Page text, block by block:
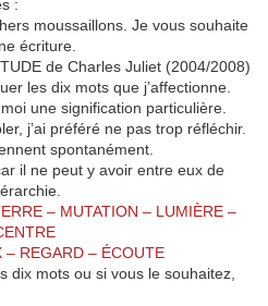
:
moussaillons. Je vous souhaite
écriture.
de Charles Juliet (2004/2008)
les dix mots que j’affectionne.
une signification particulière.
j’ai préféré ne pas trop réfléchir.
spontanément.
il ne peut y avoir entre eux de
– MUTATION – LUMIÈRE –
– REGARD – ÉCOUTE
dix mots ou si vous le souhaitez,